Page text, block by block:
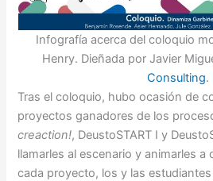
Infografía acerca del coloquio
Henry. Dieñada por Javier
Consulting.
Tras el coloquio, hubo ocasión de
proyectos ganadores de los
creaction!, DeustoSTART I y
llamarles al escenario y animarles
cada proyecto, los y las